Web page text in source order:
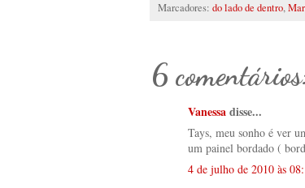
Marcadores: do lado de dentro,
6
Vanessadisse...
Tays, meu sonho é ver
um painel bordado (
4 de julho de 2010 às